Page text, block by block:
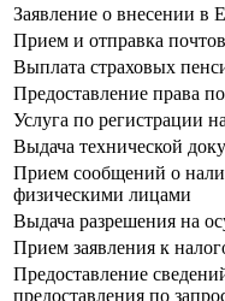
Заявление о внесении в
Прием и отправка
Выплата страховых
Предоставление права
Услуга по регистрации
Выдача технической
Прием сообщений о
физическими лицами
Выдача разрешения на
Прием заявления к
Предоставление
предоставления по